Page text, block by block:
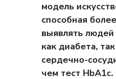
модель
способная
выявлять
как диабета,
сердечно-
чем тест HbA1c.